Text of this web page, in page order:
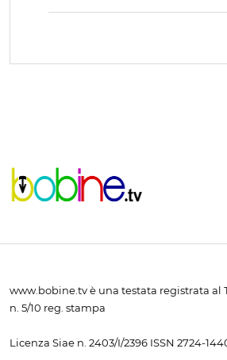
www.bobine.tv è una testata registrata al
n. 5/10 reg. stampa
Licenza Siae n. 2403/I/2396 ISSN 2724-